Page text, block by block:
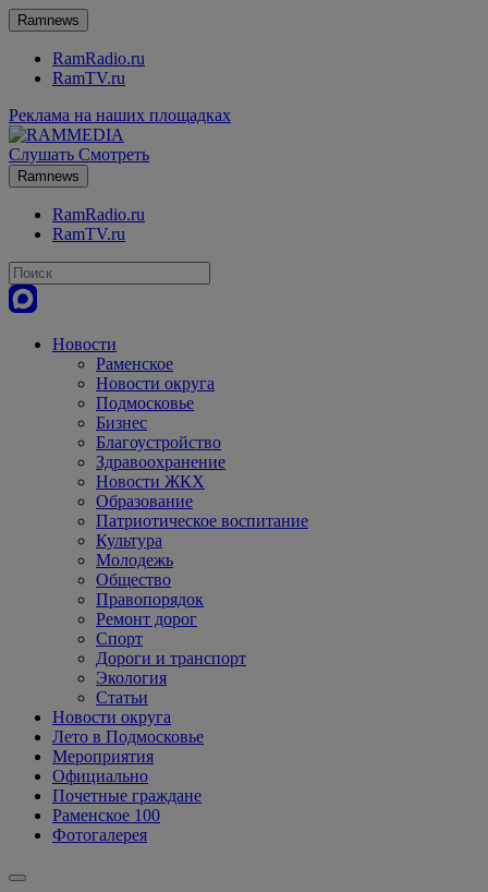
Ramnews
RamRadio.ru
RamTV.ru
Реклама на наших площадках
Слушать Смотреть
Ramnews
RamRadio.ru
RamTV.ru
Новости
Раменское
Новости округа
Подмосковье
Бизнес
Благоустройство
Здравоохранение
Новости ЖКХ
Образование
Патриотическое воспитание
Культура
Молодежь
Общество
Правопорядок
Ремонт дорог
Спорт
Дороги и транспорт
Экология
Статьи
Новости округа
Лето в Подмосковье
Мероприятия
Официально
Почетные граждане
Раменское 100
Фотогалерея